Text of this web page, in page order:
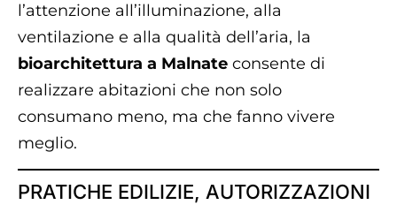
l’attenzione all’illuminazione, alla
ventilazione e alla qualità dell’aria, la
bioarchitettura a Malnate consente di
realizzare abitazioni che non solo
consumano meno, ma che fanno vivere
meglio.
PRATICHE EDILIZIE, AUTORIZZAZIONI